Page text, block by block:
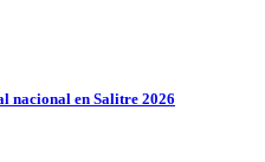
nacional en Salitre 2026